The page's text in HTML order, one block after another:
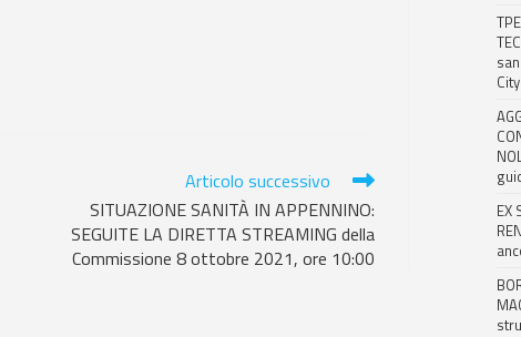
Articolo successivo
SITUAZIONE SANITÀ IN APPENNINO:
SEGUITE LA DIRETTA STREAMING della
Commissione 8 ottobre 2021, ore 10:00
City
EX